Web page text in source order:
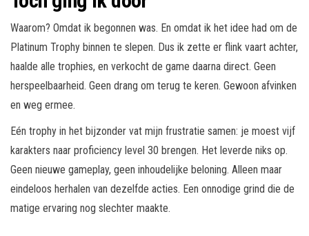
Waarom? Omdat ik begonnen was. En omdat ik het idee had om de
Platinum Trophy binnen te slepen. Dus ik zette er flink vaart achter,
haalde alle trophies, en verkocht de game daarna direct. Geen
herspeelbaarheid. Geen drang om terug te keren. Gewoon afvinken
en weg ermee.
Eén trophy in het bijzonder vat mijn frustratie samen: je moest vijf
karakters naar proficiency level 30 brengen. Het leverde niks op.
Geen nieuwe gameplay, geen inhoudelijke beloning. Alleen maar
eindeloos herhalen van dezelfde acties. Een onnodige grind die de
matige ervaring nog slechter maakte.